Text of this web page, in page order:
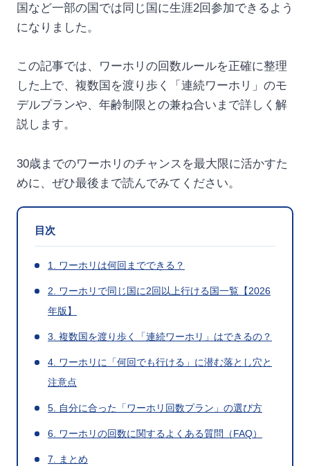
国など一部の国では同じ国に生涯2回参加できるよう
になりました。
この記事では、ワーホリの回数ルールを正確に整理
した上で、複数国を渡り歩く「連続ワーホリ」のモ
デルプランや、年齢制限との兼ね合いまで詳しく解
説します。
30歳までのワーホリのチャンスを最大限に活かすた
めに、ぜひ最後まで読んでみてください。
目次
1. ワーホリは何回までできる？
2. ワーホリで同じ国に2回以上行ける国一覧【2026
年版】
3. 複数国を渡り歩く「連続ワーホリ」はできるの？
4. ワーホリに「何回でも行ける」に潜む落とし穴と
注意点
5. 自分に合った「ワーホリ回数プラン」の選び方
6. ワーホリの回数に関するよくある質問（FAQ）
7. まとめ